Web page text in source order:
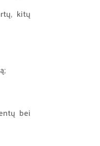
kitų
bei